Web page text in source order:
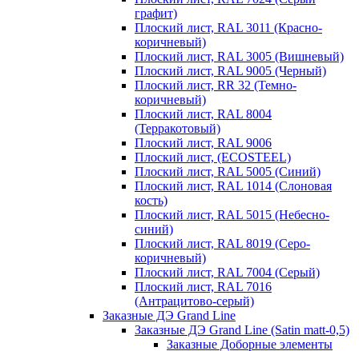
графит)
Плоский лист, RAL 3011 (Красно-
коричневый)
Плоский лист, RAL 3005 (Вишневый)
Плоский лист, RAL 9005 (Черный)
Плоский лист, RR 32 (Темно-
коричневый)
Плоский лист, RAL 8004
(Терракотовый)
Плоский лист, RAL 9006
Плоский лист, (ECOSTEEL)
Плоский лист, RAL 5005 (Синий)
Плоский лист, RAL 1014 (Слоновая
кость)
Плоский лист, RAL 5015 (Небесно-
синий)
Плоский лист, RAL 8019 (Серо-
коричневый)
Плоский лист, RAL 7004 (Серый)
Плоский лист, RAL 7016
(Антрацитово-серый)
Заказные ДЭ Grand Line
Заказные ДЭ Grand Line (Satin matt-0,5)
Заказные Доборные элементы